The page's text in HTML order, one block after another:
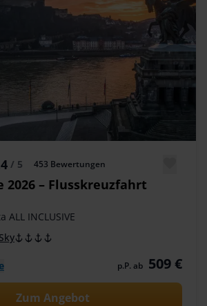
/ 5 453 Bewertungen
2026 – Flusskreuzfahrt
ALL INCLUSIVE
p.P. ab 509 €
Zum Angebot